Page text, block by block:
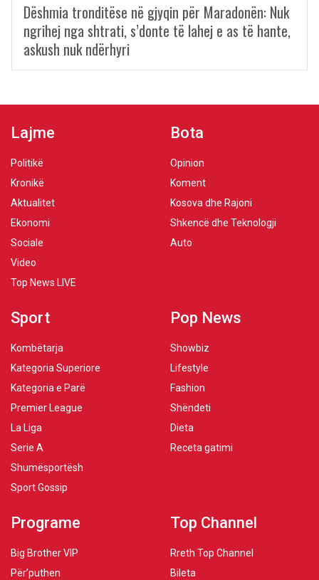
Dëshmia tronditëse në gjyqin për Maradonën: Nuk
ngrihej nga shtrati, s’donte të lahej e as të hante,
askush nuk ndërhyri
Lajme
Politikë
Kronikë
Aktualitet
Ekonomi
Sociale
Video
Top News LIVE
Bota
Opinion
Koment
Kosova dhe Rajoni
Shkencë dhe Teknologji
Auto
Sport
Kombëtarja
Kategoria Superiore
Kategoria e Parë
Premier League
La Liga
Serie A
Shumësportësh
Sport Gossip
Pop News
Showbiz
Lifestyle
Fashion
Shëndeti
Dieta
Receta gatimi
Programe
Big Brother VIP
Për’puthen
Top Channel
Rreth Top Channel
Bileta